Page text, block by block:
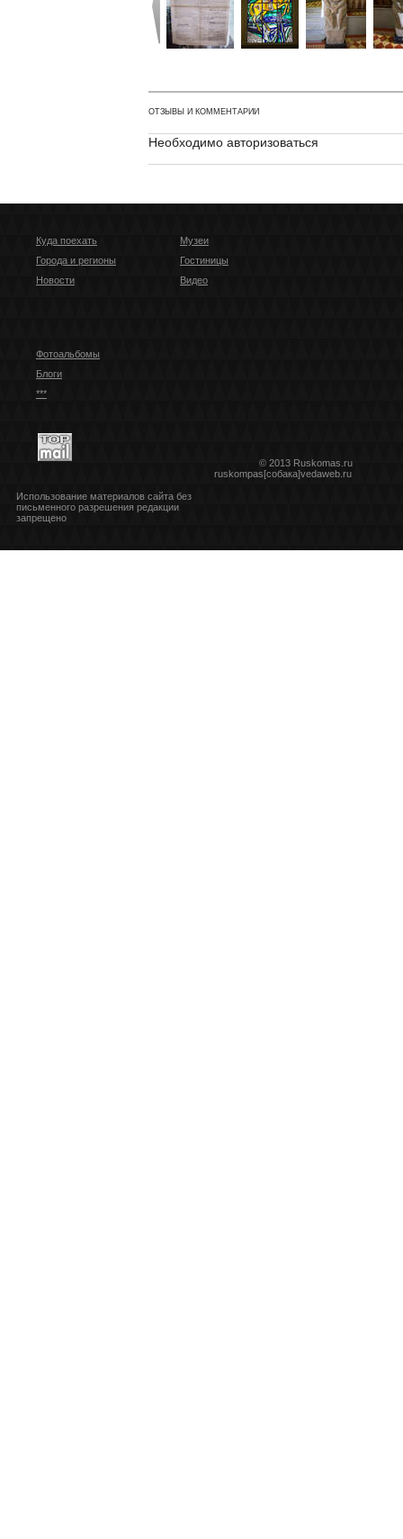
ОТЗЫВЫ И КОММЕНТАРИИ
Необходимо авторизоваться
Куда поехать
Города и регионы
Новости
Музеи
Гостиницы
Видео
Фотоальбомы
Блоги
***
© 2013 Ruskomas.ru
ruskompas[собака]vedaweb.ru
Использование материалов сайта без
письменного разрешения редакции
запрещено